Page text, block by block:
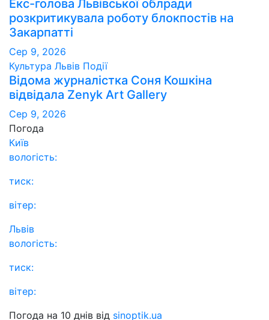
Екс-голова Львівської облради
розкритикувала роботу блокпостів на
Закарпатті
Сер 9, 2026
Культура Львів Події
Відома журналістка Соня Кошкіна
відвідала Zenyk Art Gallery
Сер 9, 2026
Погода
Київ
вологість:
тиск:
вітер:
Львів
вологість:
тиск:
вітер:
Погода на 10 днів від sinoptik.ua